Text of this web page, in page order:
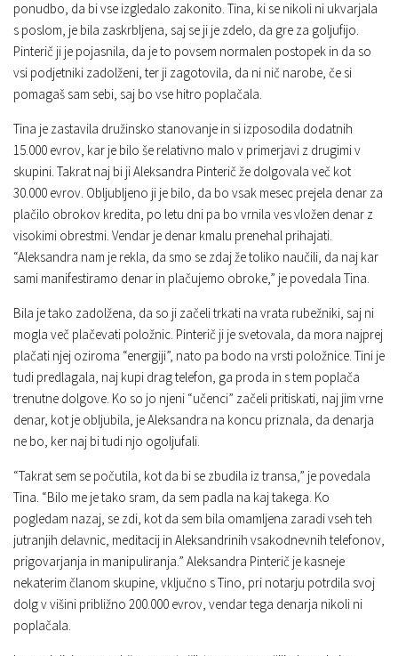
ponudbo, da bi vse izgledalo zakonito. Tina, ki se nikoli ni ukvarjala
s poslom, je bila zaskrbljena, saj se ji je zdelo, da gre za goljufijo.
Pinterič ji je pojasnila, da je to povsem normalen postopek in da so
vsi podjetniki zadolženi, ter ji zagotovila, da ni nič narobe, če si
pomagaš sam sebi, saj bo vse hitro poplačala.
Tina je zastavila družinsko stanovanje in si izposodila dodatnih
15.000 evrov, kar je bilo še relativno malo v primerjavi z drugimi v
skupini. Takrat naj bi ji Aleksandra Pinterič že dolgovala več kot
30.000 evrov. Obljubljeno ji je bilo, da bo vsak mesec prejela denar za
plačilo obrokov kredita, po letu dni pa bo vrnila ves vložen denar z
visokimi obrestmi. Vendar je denar kmalu prenehal prihajati.
“Aleksandra nam je rekla, da smo se zdaj že toliko naučili, da naj kar
sami manifestiramo denar in plačujemo obroke,” je povedala Tina.
Bila je tako zadolžena, da so ji začeli trkati na vrata rubežniki, saj ni
mogla več plačevati položnic. Pinterič ji je svetovala, da mora najprej
plačati njej oziroma “energiji”, nato pa bodo na vrsti položnice. Tini je
tudi predlagala, naj kupi drag telefon, ga proda in s tem poplača
trenutne dolgove. Ko so jo njeni “učenci” začeli pritiskati, naj jim vrne
denar, kot je obljubila, je Aleksandra na koncu priznala, da denarja
ne bo, ker naj bi tudi njo ogoljufali.
“Takrat sem se počutila, kot da bi se zbudila iz transa,” je povedala
Tina. “Bilo me je tako sram, da sem padla na kaj takega. Ko
pogledam nazaj, se zdi, kot da sem bila omamljena zaradi vseh teh
jutranjih delavnic, meditacij in Aleksandrinih vsakodnevnih telefonov,
prigovarjanja in manipuliranja.” Aleksandra Pinterič je kasneje
nekaterim članom skupine, vključno s Tino, pri notarju potrdila svoj
dolg v višini približno 200.000 evrov, vendar tega denarja nikoli ni
poplačala.